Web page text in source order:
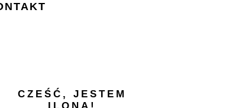
CZEŚĆ, JESTEM